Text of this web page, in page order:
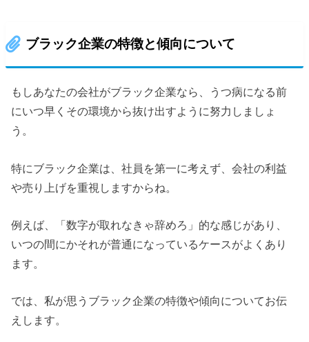
ブラック企業の特徴と傾向について
もしあなたの会社がブラック企業なら、うつ病になる前
にいつ早くその環境から抜け出すように努力しましょ
う。
特にブラック企業は、社員を第一に考えず、会社の利益
や売り上げを重視しますからね。
例えば、「数字が取れなきゃ辞めろ」的な感じがあり、
いつの間にかそれが普通になっているケースがよくあり
ます。
では、私が思うブラック企業の特徴や傾向についてお伝
えします。